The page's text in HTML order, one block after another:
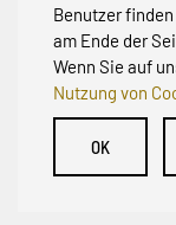
Benutzer
am Ende der
Wenn Sie auf
Nutzung von
OK
Vorherige
© Initiative zur